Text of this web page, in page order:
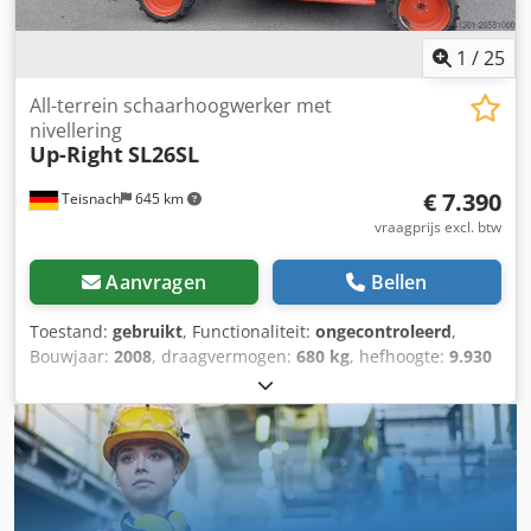
Djdpfjzp Hkrjx Af Uowa De exacte en gedetailleerde
specificaties van de machine vindt u op onze website. 1 /25
Teisnach 645 km
All-terrein schaarhoogwerker met
nivellering
Up-RightSL26SL
€ 7.390
vraagprijs excl. btw
Aanvragen Bellen
Toestand: gebruikt, Functionaliteit: ongecontroleerd,
Bouwjaar: 2008, draagvermogen: 680 kg, hefhoogte: 9.930
, Uitrusting:
vierwielaandrijving, All-terrein schaarhoogwerker met
automatische niveauregeling 3 stuks beschikbaar.
UPRIGHT Type: SL26SL Bouwjaar: 2008 Dwsdpsxycykjfx Af
Uoa Draagvermogen: 680 kg Platformafmetingen ca. 3,66 x
1,72 m Platformuittrek ca. 80 cm Transportafmetingen ca.